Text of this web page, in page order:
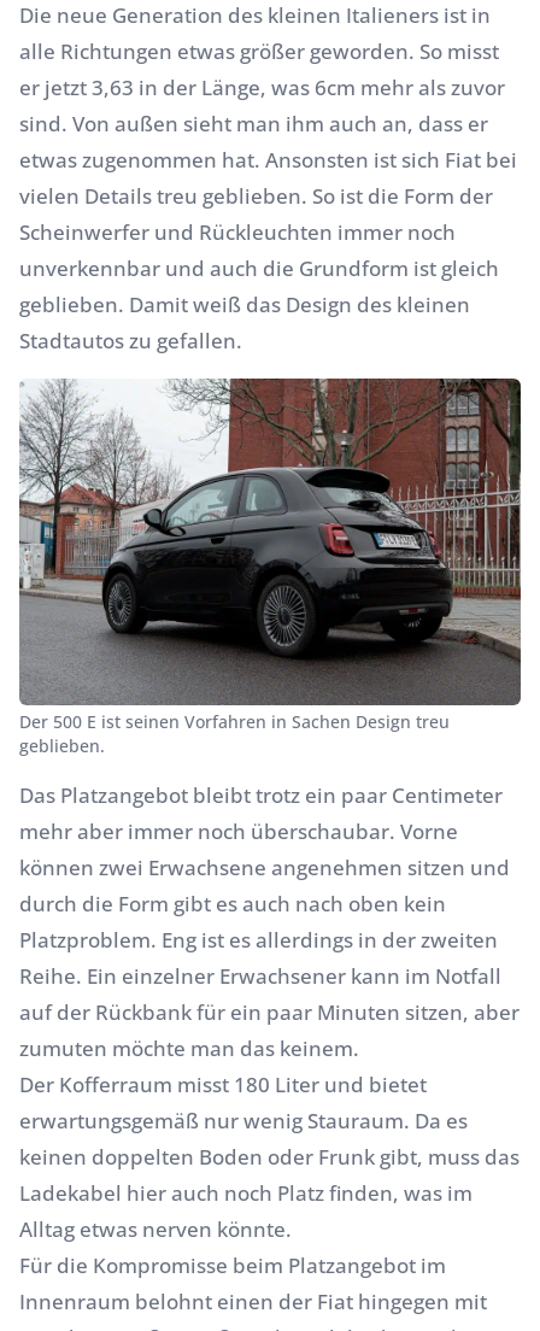
Die neue Generation des kleinen Italieners ist in
alle Richtungen etwas größer geworden. So misst
er jetzt 3,63 in der Länge, was 6cm mehr als zuvor
sind. Von außen sieht man ihm auch an, dass er
etwas zugenommen hat. Ansonsten ist sich Fiat bei
vielen Details treu geblieben. So ist die Form der
Scheinwerfer und Rückleuchten immer noch
unverkennbar und auch die Grundform ist gleich
geblieben. Damit weiß das Design des kleinen
Stadtautos zu gefallen.
Der 500 E ist seinen Vorfahren in Sachen Design treu
geblieben.
Das Platzangebot bleibt trotz ein paar Centimeter
mehr aber immer noch überschaubar. Vorne
können zwei Erwachsene angenehmen sitzen und
durch die Form gibt es auch nach oben kein
Platzproblem. Eng ist es allerdings in der zweiten
Reihe. Ein einzelner Erwachsener kann im Notfall
auf der Rückbank für ein paar Minuten sitzen, aber
zumuten möchte man das keinem.
Der Kofferraum misst 180 Liter und bietet
erwartungsgemäß nur wenig Stauraum. Da es
keinen doppelten Boden oder Frunk gibt, muss das
Ladekabel hier auch noch Platz finden, was im
Alltag etwas nerven könnte.
Für die Kompromisse beim Platzangebot im
Innenraum belohnt einen der Fiat hingegen mit